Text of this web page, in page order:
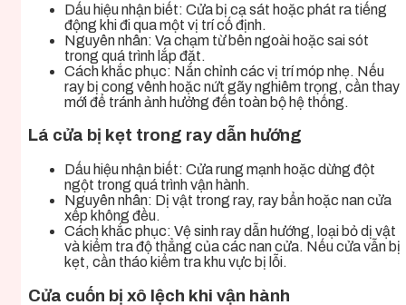
Dấu hiệu nhận biết: Cửa bị cạ sát hoặc phát ra tiếng
động khi đi qua một vị trí cố định.
Nguyên nhân: Va chạm từ bên ngoài hoặc sai sót
trong quá trình lắp đặt.
Cách khắc phục: Nắn chỉnh các vị trí móp nhẹ. Nếu
ray bị cong vênh hoặc nứt gãy nghiêm trọng, cần thay
mới để tránh ảnh hưởng đến toàn bộ hệ thống.
Lá cửa bị kẹt trong ray dẫn hướng
Dấu hiệu nhận biết: Cửa rung mạnh hoặc dừng đột
ngột trong quá trình vận hành.
Nguyên nhân: Dị vật trong ray, ray bẩn hoặc nan cửa
xếp không đều.
Cách khắc phục: Vệ sinh ray dẫn hướng, loại bỏ dị vật
và kiểm tra độ thẳng của các nan cửa. Nếu cửa vẫn bị
kẹt, cần tháo kiểm tra khu vực bị lỗi.
Cửa cuốn bị xô lệch khi vận hành